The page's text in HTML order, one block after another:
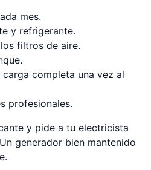
mes.
y refrigerante.
filtros de aire.
carga completa una vez al
profesionales.
y pide a tu electricista
generador bien mantenido